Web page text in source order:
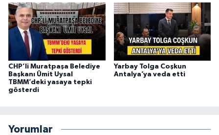
CHP’li Muratpaşa Belediye
Başkanı Ümit Uysal
TBMM’deki yasaya tepki
gösterdi
Yarbay Tolga Coşkun
Antalya’ya veda etti
Yorumlar